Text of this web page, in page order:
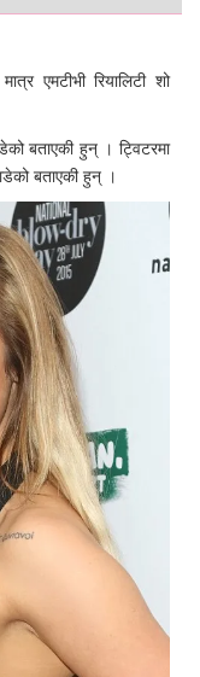
एमटीभी रियालिटी शो
बताएकी हुन् । ट्विटरमा
बताएकी हुन् ।